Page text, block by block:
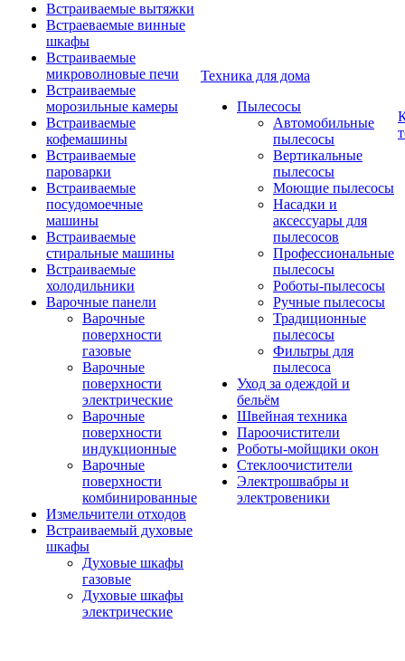
Встраиваемые вытяжки
Встраеваемые винные
шкафы
Встраиваемые
микроволновые печи
Встраиваемые
морозильные камеры
Встраиваемые
кофемашины
Встраиваемые
пароварки
Встраиваемые
посудомоечные
машины
Встраиваемые
стиральные машины
Встраиваемые
холодильники
Варочные панели
Варочные
поверхности
газовые
Варочные
поверхности
электрические
Варочные
поверхности
индукционные
Варочные
поверхности
комбинированные
Измельчители отходов
Встраиваемый духовые
шкафы
Духовые шкафы
газовые
Духовые шкафы
электрические
Техника для дома
Пылесосы
Автомобильные
пылесосы
Вертикальные
пылесосы
Моющие пылесосы
Насадки и
аксессуары для
пылесосов
Профессиональные
пылесосы
Роботы-пылесосы
Ручные пылесосы
Традиционные
пылесосы
Фильтры для
пылесоса
Уход за одеждой и
бельём
Швейная техника
Пароочистители
Роботы-мойщики окон
Стеклоочистители
Электрошвабры и
электровеники